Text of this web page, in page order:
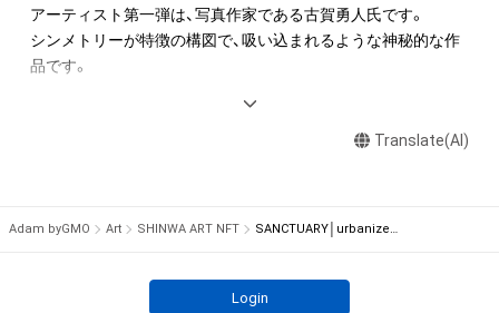
を作るのは時代と地域を越えて世界共通です。
このように自己と日本を想い、ローカルを突き詰めていく中で
グローバルに至る道筋が見えたのは、この作品の大きな収穫で
この作品群が今後多くの方に受け入れられる様、文明文化の学
・本アイテムを商用利用することはできません。
・本アイテムを印刷やその他の方法で物理的な媒体への出力を
一切禁じます。
権、意匠権その他の知的財産権）は、本アイテムの作成者によっ
て保護されています。そのため、本アイテムを保有していたと
テムの保有者が有する権利」の範囲を超えた行為、知的財産権を
れらに限定されません)を行うことはできません。
アーティスト第一弾は、写真作家である古賀勇人氏です。
シンメトリーが特徴の構図で、吸い込まれるような神秘的な作
品です。
2007年 文化服装学院二部服装科卒業
Translate(AI)
Adam byGMO Art SHINWA ART NFT SANCTUARY│urbanized nature No.0389-3-4 Ed.1/2
Login